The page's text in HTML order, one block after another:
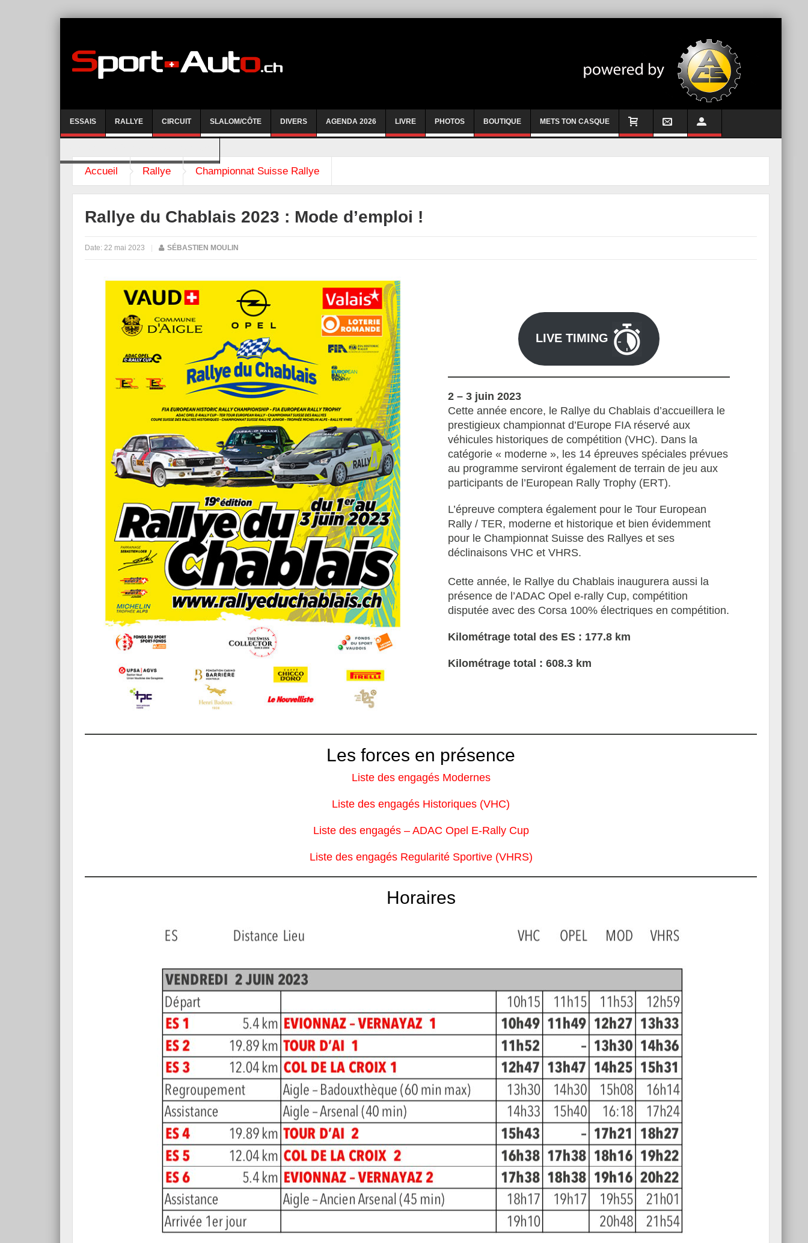
ESSAIS RALLYE CIRCUIT SLALOM/CÔTE DIVERS AGENDA 2026 LIVRE PHOTOS BOUTIQUE METS TON CASQUE
Accueil Rallye Championnat Suisse Rallye
Rallye du Chablais 2023 : Mode d’emploi !
Date: 22 mai 2023 SÉBASTIEN MOULIN
LIVE TIMING
2 – 3 juin 2023
Cette année encore, le Rallye du Chablais d’accueillera le
prestigieux championnat d’Europe FIA réservé aux
véhicules historiques de compétition (VHC). Dans la
catégorie « moderne », les 14 épreuves spéciales prévues
au programme serviront également de terrain de jeu aux
participants de l’European Rally Trophy (ERT).
L’épreuve comptera également pour le Tour European
Rally / TER, moderne et historique et bien évidemment
pour le Championnat Suisse des Rallyes et ses
déclinaisons VHC et VHRS.
Cette année, le Rallye du Chablais inaugurera aussi la
présence de l’ADAC Opel e-rally Cup, compétition
disputée avec des Corsa 100% électriques en compétition.
Kilométrage total des ES : 177.8 km
Kilométrage total : 608.3 km
Les forces en présence
Liste des engagés Modernes
Liste des engagés Historiques (VHC)
Liste des engagés – ADAC Opel E-Rally Cup
Liste des engagés Regularité Sportive (VHRS)
Horaires